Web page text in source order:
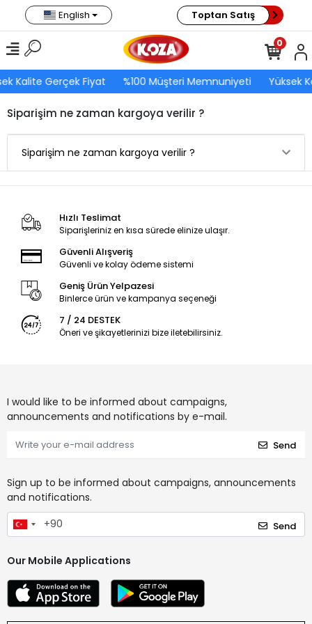
Kalite Gerçek Fiyat %100 Müşteri Memnuniyeti Yüksek
English Toptan Satış
0
Siparişim ne zaman kargoya verilir ?
Siparişim ne zaman kargoya verilir ?
Hızlı Teslimat
Siparişleriniz en kısa sürede elinize ulaşır.
Güvenli Alışveriş
Güvenli ve kolay ödeme sistemi
Geniş Ürün Yelpazesi
Binlerce ürün ve kampanya seçeneği
7 / 24 DESTEK
Öneri ve şikayetlerinizi bize iletebilirsiniz.
I would like to be informed about campaigns,
announcements and notifications by e-mail.
Send
Sign up to be informed about campaigns, announcements
and notifications.
Send
Our Mobile Applications